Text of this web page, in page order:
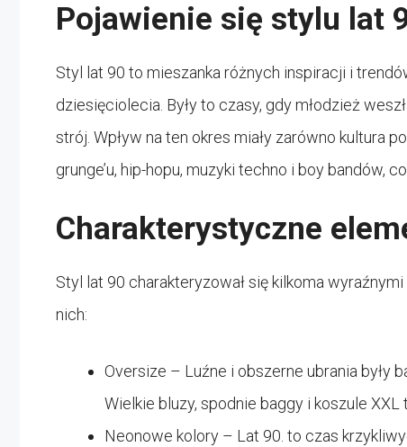
Pojawienie się stylu lat
Styl lat 90 to mieszanka różnych inspiracji i
dziesięciolecia. Były to czasy, gdy młodzież
strój. Wpływ na ten okres miały zarówno kultura
grunge’u, hip-hopu, muzyki techno i boy bandów,
Charakterystyczne
Styl lat 90 charakteryzował się kilkoma
nich:
Oversize – Luźne i obszerne ubrania były
Wielkie bluzy, spodnie baggy i koszule
Neonowe kolory – Lat 90. to czas